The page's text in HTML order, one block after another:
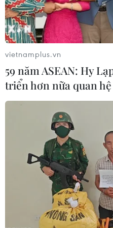
CHUYỆN TUẦN
báo nạn "giang hồ
hệ lụy ảo tràn ra đời thực
Quảng Trị triệt phá
chuyển hơn 210kg vật liệu
08/08/2026 01:59
Cần Thơ: Khởi tố 19 bị
dàn cảnh cướp giật tại
08/08/2026 01:33
vietnamplus.vn
59 năm ASEAN: Hy
triển hơn nữa quan hệ